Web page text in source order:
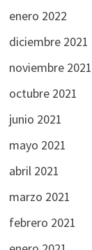
enero 2022
diciembre 2021
noviembre 2021
octubre 2021
junio 2021
mayo 2021
abril 2021
marzo 2021
febrero 2021